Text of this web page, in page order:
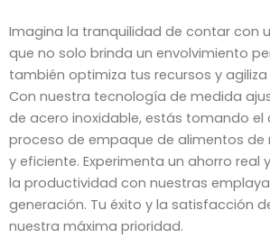
Imagina la tranquilidad de contar con
que no solo brinda un envolvimiento
también optimiza tus recursos y
Con nuestra tecnología de medida
de acero inoxidable, estás tomando el
proceso de empaque de alimentos de
y eficiente. Experimenta un ahorro real
la productividad con nuestras
generación. Tu éxito y la satisfacción
nuestra máxima prioridad.